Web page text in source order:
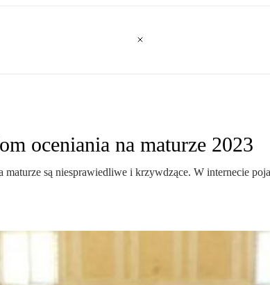
oceniania na maturze 2023
są niesprawiedliwe i krzywdzące. W internecie